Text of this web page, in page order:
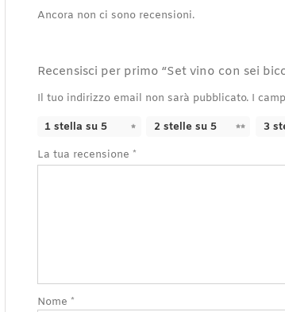
Ancora non ci sono recensioni.
Recensisci per primo “Set vino con sei
Il tuo indirizzo email non sarà pubblicato. I
1 stella su 5 2 stelle su 5 3
La tua recensione *
Nome *